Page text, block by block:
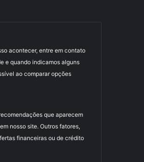
acontecer, entre em contato
e quando indicamos alguns
ao comparar opções
que aparecem
nosso site. Outros fatores,
financeiras ou de crédito